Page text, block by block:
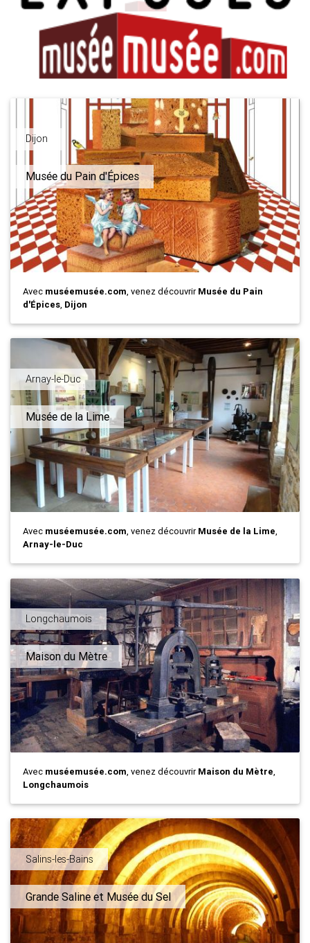
Dijon
Musée du Pain d'Épices
Avec muséemusée.com, venez découvrirMusée du Pain
d'Épices, Dijon
Arnay-le-Duc
Musée de la Lime
Avec muséemusée.com, venez découvrirMusée de la Lime,
Arnay-le-Duc
Longchaumois
Maison du Mètre
Avec muséemusée.com, venez découvrirMaison du Mètre,
Longchaumois
Salins-les-Bains
Grande Saline et Musée du Sel